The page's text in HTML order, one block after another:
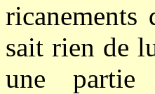
ricanements
sait rien de
une partie